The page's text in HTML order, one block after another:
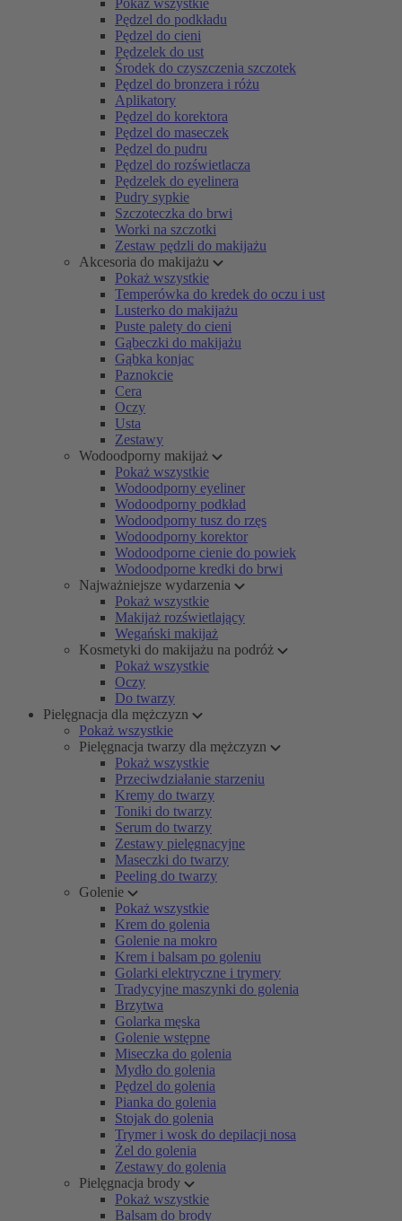
Pokaż wszystkie
Pędzel do podkładu
Pędzel do cieni
Pędzelek do ust
Środek do czyszczenia szczotek
Pędzel do bronzera i różu
Aplikatory
Pędzel do korektora
Pędzel do maseczek
Pędzel do pudru
Pędzel do rozświetlacza
Pędzelek do eyelinera
Pudry sypkie
Szczoteczka do brwi
Worki na szczotki
Zestaw pędzli do makijażu
Akcesoria do makijażu
Pokaż wszystkie
Temperówka do kredek do oczu i ust
Lusterko do makijażu
Puste palety do cieni
Gąbeczki do makijażu
Gąbka konjac
Paznokcie
Cera
Oczy
Usta
Zestawy
Wodoodporny makijaż
Pokaż wszystkie
Wodoodporny eyeliner
Wodoodporny podkład
Wodoodporny tusz do rzęs
Wodoodporny korektor
Wodoodporne cienie do powiek
Wodoodporne kredki do brwi
Najważniejsze wydarzenia
Pokaż wszystkie
Makijaż rozświetlający
Wegański makijaż
Kosmetyki do makijażu na podróż
Pokaż wszystkie
Oczy
Do twarzy
Pielęgnacja dla mężczyzn
Pokaż wszystkie
Pielęgnacja twarzy dla mężczyzn
Pokaż wszystkie
Przeciwdziałanie starzeniu
Kremy do twarzy
Toniki do twarzy
Serum do twarzy
Zestawy pielęgnacyjne
Maseczki do twarzy
Peeling do twarzy
Golenie
Pokaż wszystkie
Krem do golenia
Golenie na mokro
Krem i balsam po goleniu
Golarki elektryczne i trymery
Tradycyjne maszynki do golenia
Brzytwa
Golarka męska
Golenie wstępne
Miseczka do golenia
Mydło do golenia
Pędzel do golenia
Pianka do golenia
Stojak do golenia
Trymer i wosk do depilacji nosa
Żel do golenia
Zestawy do golenia
Pielęgnacja brody
Pokaż wszystkie
Balsam do brody